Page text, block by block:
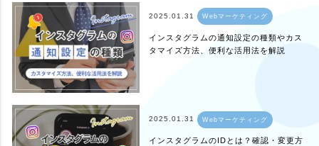
2025.01.31 Webマーケティング
インスタグラムの通知設定の種類やカス
タマイズ方法、便利な活用法を解説
2025.01.31 Webマーケティング
インスタグラムのIDとは？確認・変更方